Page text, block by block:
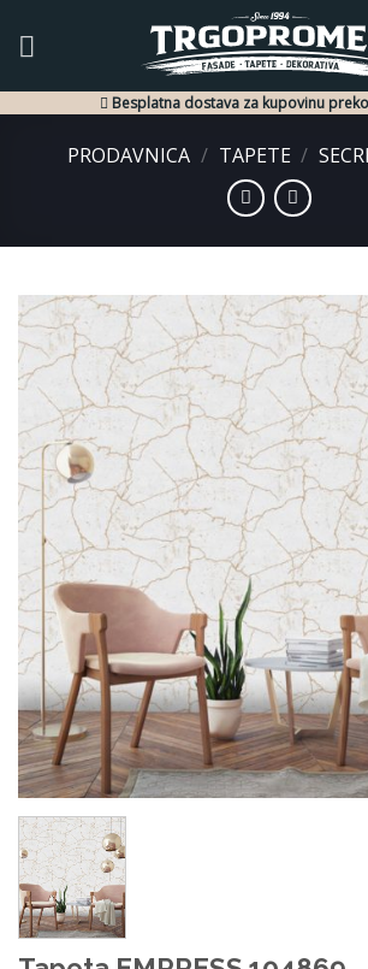
Besplatna dostava za kupovinu preko
PRODAVNICA / TAPETE /